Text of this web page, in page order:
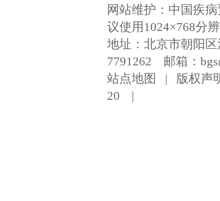
网站维护：中国疾
议使用1024×768分
地址：北京市朝阳
7791262 邮箱：
站点地图
| 版权声
20 |